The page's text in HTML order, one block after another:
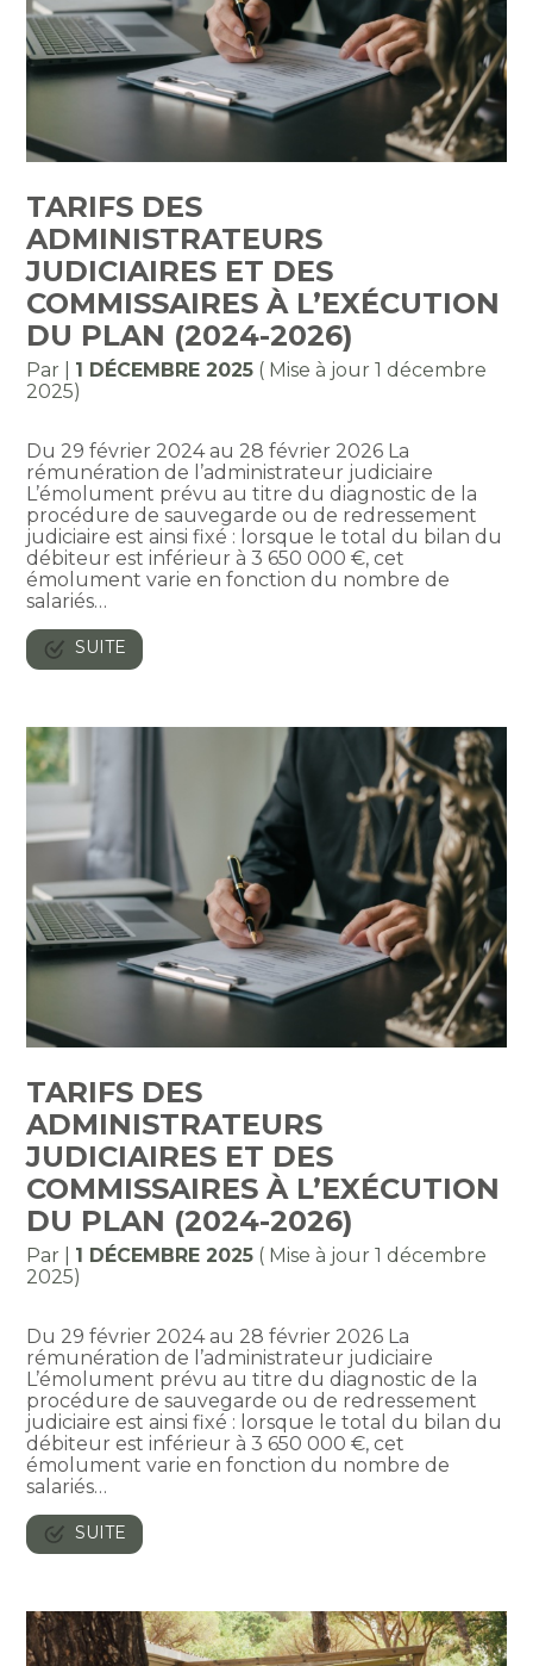
TARIFS DES
ADMINISTRATEURS
JUDICIAIRES ET DES
COMMISSAIRES À L’EXÉCUTION
DU PLAN (2024-2026)
Par 1 DÉCEMBRE 2025 ( Mise à jour 1 décembre
2025)
Du 29 février 2024 au 28 février 2026 La
rémunération de l’administrateur judiciaire
L’émolument prévu au titre du diagnostic de la
procédure de sauvegarde ou de redressement
judiciaire est ainsi fixé : lorsque le total du bilan du
débiteur est inférieur à 3 650 000 €, cet
émolument varie en fonction du nombre de
salariés…
SUITE
TARIFS DES
ADMINISTRATEURS
JUDICIAIRES ET DES
COMMISSAIRES À L’EXÉCUTION
DU PLAN (2024-2026)
Par 1 DÉCEMBRE 2025 ( Mise à jour 1 décembre
2025)
Du 29 février 2024 au 28 février 2026 La
rémunération de l’administrateur judiciaire
L’émolument prévu au titre du diagnostic de la
procédure de sauvegarde ou de redressement
judiciaire est ainsi fixé : lorsque le total du bilan du
débiteur est inférieur à 3 650 000 €, cet
émolument varie en fonction du nombre de
salariés…
SUITE